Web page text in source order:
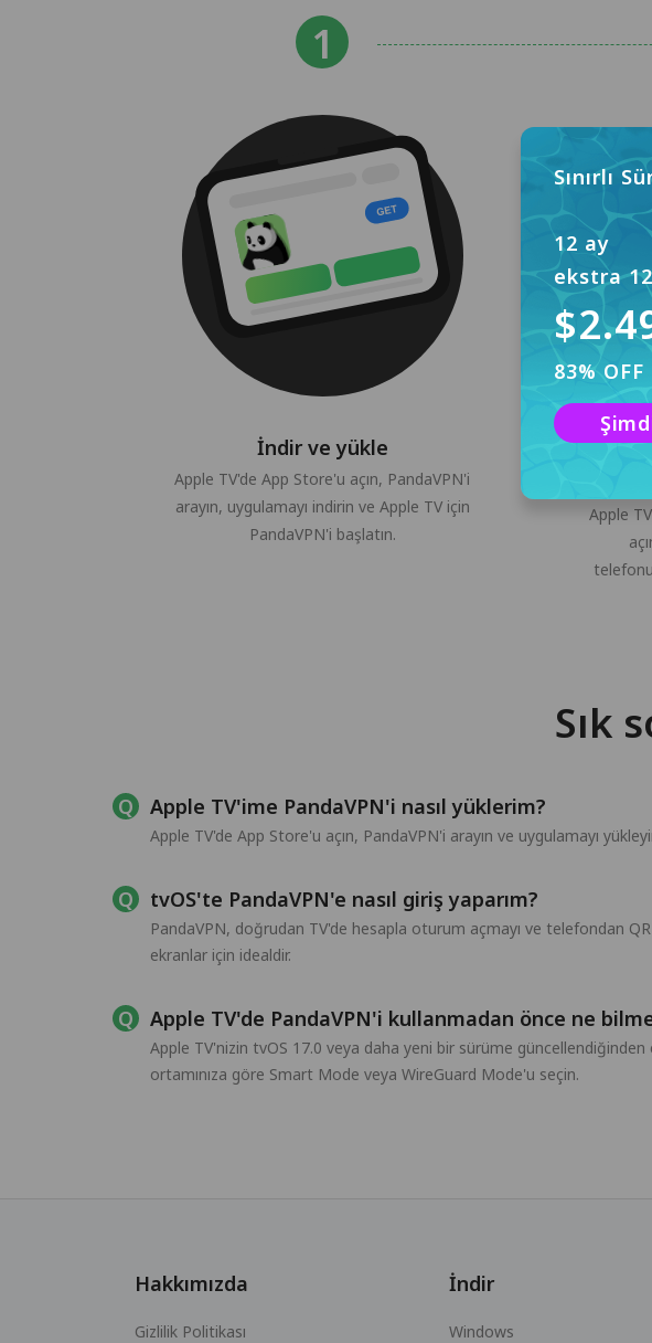
İndir ve yükle
Apple TV'de App Store'u açın, PandaVPN'i
arayın, uygulamayı indirin ve Apple TV için
PandaVPN'i başlatın.
Apple
Sık
Apple TV'ime PandaVPN'i nasıl yüklerim?
Apple TV'de App Store'u açın, PandaVPN'i arayın ve uygulamayı
tvOS'te PandaVPN'e nasıl giriş yaparım?
PandaVPN, doğrudan TV'de hesapla oturum açmayı ve telefondan
ekranlar için idealdir.
Apple TV'de PandaVPN'i kullanmadan önce ne
Apple TV'nizin tvOS 17.0 veya daha yeni bir sürüme güncellendiğinden
ortamınıza göre Smart Mode veya WireGuard Mode'u seçin.
Sınırlı
12 ay
ekstra
83% OFF
Hakkımızda
Gizlilik Politikası
İndir
Windows